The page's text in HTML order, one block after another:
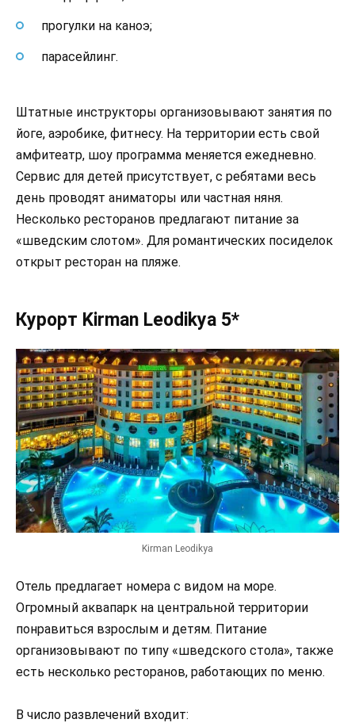
прогулки на каноэ;
парасейлинг.
Штатные инструкторы организовывают занятия по
йоге, аэробике, фитнесу. На территории есть свой
амфитеатр, шоу программа меняется ежедневно.
Сервис для детей присутствует, с ребятами весь
день проводят аниматоры или частная няня.
Несколько ресторанов предлагают питание за
«шведским слотом». Для романтических посиделок
открыт ресторан на пляже.
Курорт Kirman Leodikya 5*
Kirman Leodikya
Отель предлагает номера с видом на море.
Огромный аквапарк на центральной территории
понравиться взрослым и детям. Питание
организовывают по типу «шведского стола», также
есть несколько ресторанов, работающих по меню.
В число развлечений входит: